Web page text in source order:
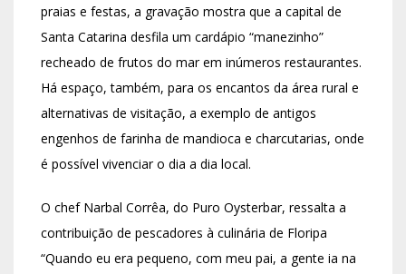
praias e festas, a gravação mostra que a capital de
Santa Catarina desfila um cardápio “manezinho”
recheado de frutos do mar em inúmeros restaurantes.
Há espaço, também, para os encantos da área rural e
alternativas de visitação, a exemplo de antigos
engenhos de farinha de mandioca e charcutarias, onde
é possível vivenciar o dia a dia local.
O chef Narbal Corrêa, do Puro Oysterbar, ressalta a
contribuição de pescadores à culinária de Floripa
“Quando eu era pequeno, com meu pai, a gente ia na